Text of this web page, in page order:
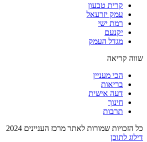
קרית טבעון
עמק יזרעאל
רמת ישי
יקנעם
מגדל העמק
שווה קריאה
הכי מעניין
בריאות
דעה אישית
חינוך
תרבות
כל הזכויות שמורות לאתר מרכז העניינים 2024
דילוג לתוכן